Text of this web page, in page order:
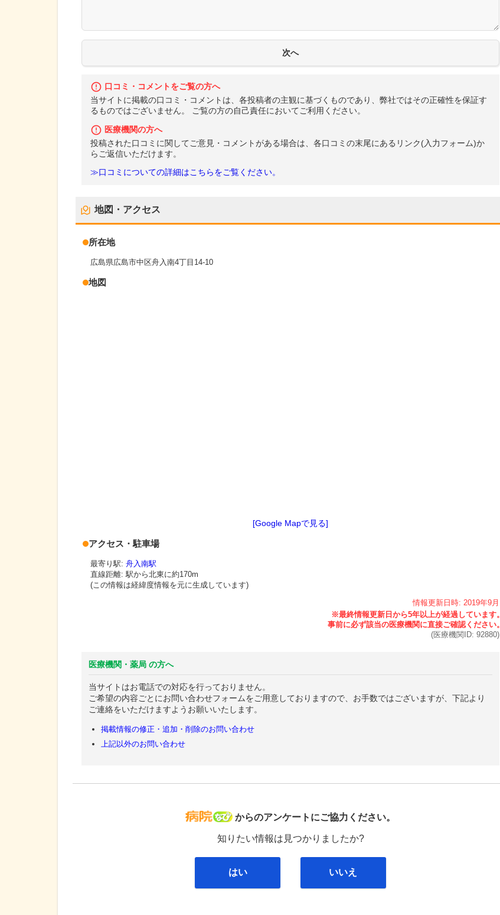
口コミ・コメントをご覧の方へ
当サイトに掲載の口コミ・コメントは、各投稿者の主観に基づくものであり、弊社ではその正確性を保証す
るものではございません。 ご覧の方の自己責任においてご利用ください。
医療機関の方へ
投稿された口コミに関してご意見・コメントがある場合は、各口コミの末尾にあるリンク(入力フォーム)か
らご返信いただけます。
≫口コミについての詳細はこちらをご覧ください。
地図・アクセス
所在地
広島県広島市中区舟入南4丁目14-10
地図
[Google Mapで見る]
アクセス・駐車場
最寄り駅: 舟入南駅
直線距離: 駅から北東に約170m
(この情報は経緯度情報を元に生成しています)
情報更新日時: 2019年9月
(医療機関ID: 92880)
医療機関・薬局 の方へ
当サイトはお電話での対応を行っておりません。
ご希望の内容ごとにお問い合わせフォームをご用意しておりますので、お手数ではございますが、下記より
ご連絡をいただけますようお願いいたします。
掲載情報の修正・追加・削除のお問い合わせ
上記以外のお問い合わせ
病院なび
からのアンケートにご協力ください。
知りたい情報は見つかりましたか?
はい いいえ